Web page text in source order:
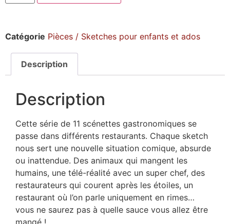
Catégorie Pièces / Sketches pour enfants et ados
Description
Description
Cette série de 11 scénettes gastronomiques se
passe dans différents restaurants. Chaque sketch
nous sert une nouvelle situation comique, absurde
ou inattendue. Des animaux qui mangent les
humains, une télé-réalité avec un super chef, des
restaurateurs qui courent après les étoiles, un
restaurant où l’on parle uniquement en rimes…
vous ne saurez pas à quelle sauce vous allez être